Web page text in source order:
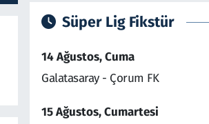
Süper Lig Fikstür
14 Ağustos, Cuma
Galatasaray - Çorum FK
15 Ağustos, Cumartesi